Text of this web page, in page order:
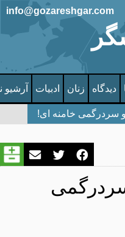
info@gozareshgar.com
دیدگاه زنان ادبیات آرشیو
خامنه ای!